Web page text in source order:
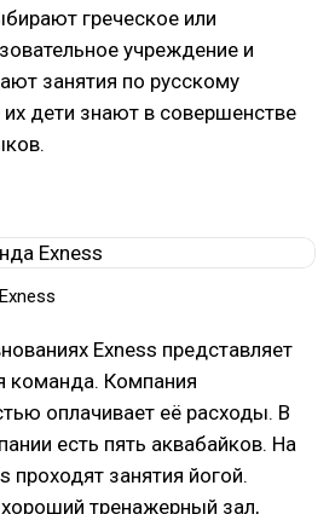
греческое или
учреждение и
занятия по русскому
их дети знают в совершенстве
Exness представляет
команда. Компания
оплачивает её расходы. В
есть пять аквабайков. На
занятия йогой.
тренажерный зал,